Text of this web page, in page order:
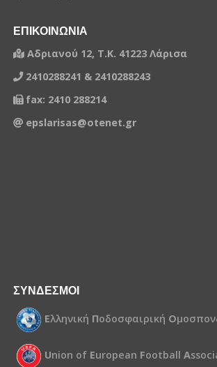
ΕΠΙΚΟΙΝΩΝΙΑ
Αδριανού 12, Τ.Κ. 41223 Λάρισα
2410288241 & 2410288243
fax: 2410 288214
epslarisas@otenet.gr
ΣΥΝΔΕΣΜΟΙ
Ελληνική Ποδοσφαιρική Ο
Union of European Football A